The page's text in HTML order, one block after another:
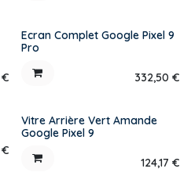
€
Ecran Complet Google Pixel 9
Pro
332,50 €
€
Vitre Arrière Vert Amande
Google Pixel 9
124,17 €